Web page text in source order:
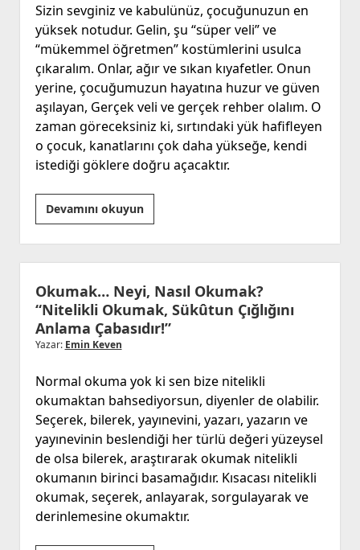
Sizin sevginiz ve kabulünüz, çocuğunuzun en
yüksek notudur. Gelin, şu “süper veli” ve
“mükemmel öğretmen” kostümlerini usulca
çıkaralım. Onlar, ağır ve sıkan kıyafetler. Onun
yerine, çocuğumuzun hayatına huzur ve güven
aşılayan, Gerçek veli ve gerçek rehber olalım. O
zaman göreceksiniz ki, sırtındaki yük hafifleyen
o çocuk, kanatlarını çok daha yükseğe, kendi
istediği göklere doğru açacaktır.
Devamını okuyunSüper
Veliler,
Mükemmel
Öğretmenler!
Okumak… Neyi, Nasıl Okumak?
“Nitelikli Okumak, Sükûtun Çığlığını
Anlama Çabasıdır!”
Yazar: Emin Keven
Normal okuma yok ki sen bize nitelikli
okumaktan bahsediyorsun, diyenler de olabilir.
Seçerek, bilerek, yayınevini, yazarı, yazarın ve
yayınevinin beslendiği her türlü değeri yüzeysel
de olsa bilerek, araştırarak okumak nitelikli
okumanın birinci basamağıdır. Kısacası nitelikli
okumak, seçerek, anlayarak, sorgulayarak ve
derinlemesine okumaktır.